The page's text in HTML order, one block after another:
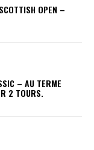
OPEN –
– AU TERME
2 TOURS.